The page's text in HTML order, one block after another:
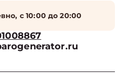
с 10:00 до 20:00